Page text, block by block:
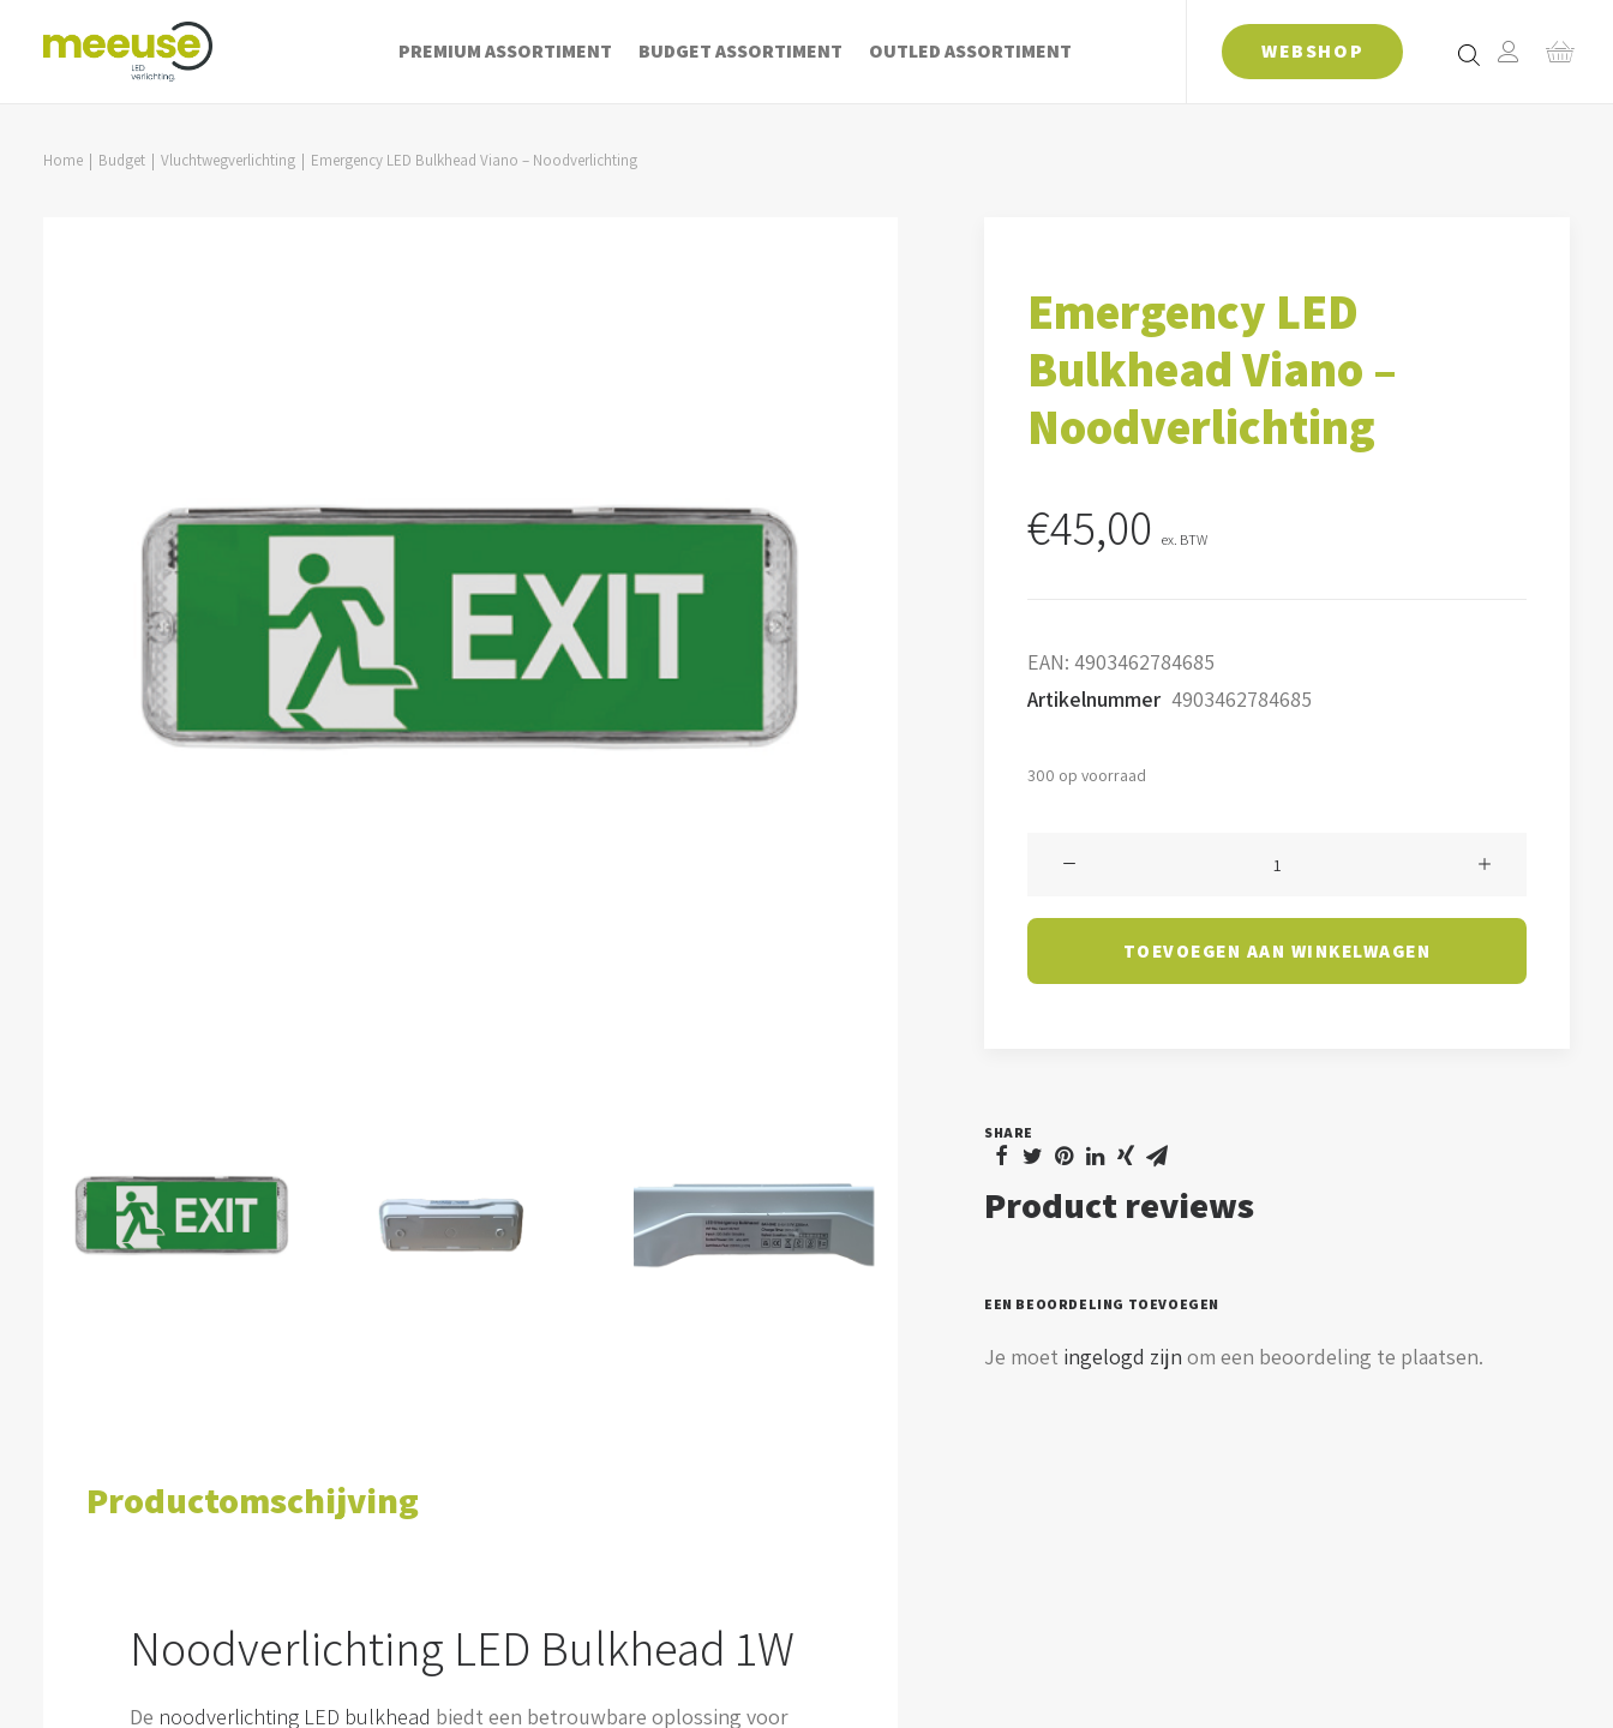
PREMIUM ASSORTIMENT BUDGET ASSORTIMENT OUTLED ASSORTIMENT WEBSHOP
Home Budget Vluchtwegverlichting Emergency LED Bulkhead Viano – Noodverlichting
Productomschijving
Noodverlichting LED Bulkhead 1W
De noodverlichting LED bulkhead biedt een betrouwbare oplossing voor
Emergency LED
Bulkhead Viano –
Noodverlichting
€45,00 ex. BTW
EAN: 4903462784685
Artikelnummer 4903462784685
300 op voorraad
Bulkhead
TOEVOEGEN AAN WINKELWAGEN
SHARE
Product reviews
EEN BEOORDELING TOEVOEGEN
Je moet ingelogd zijn om een beoordeling te plaatsen.